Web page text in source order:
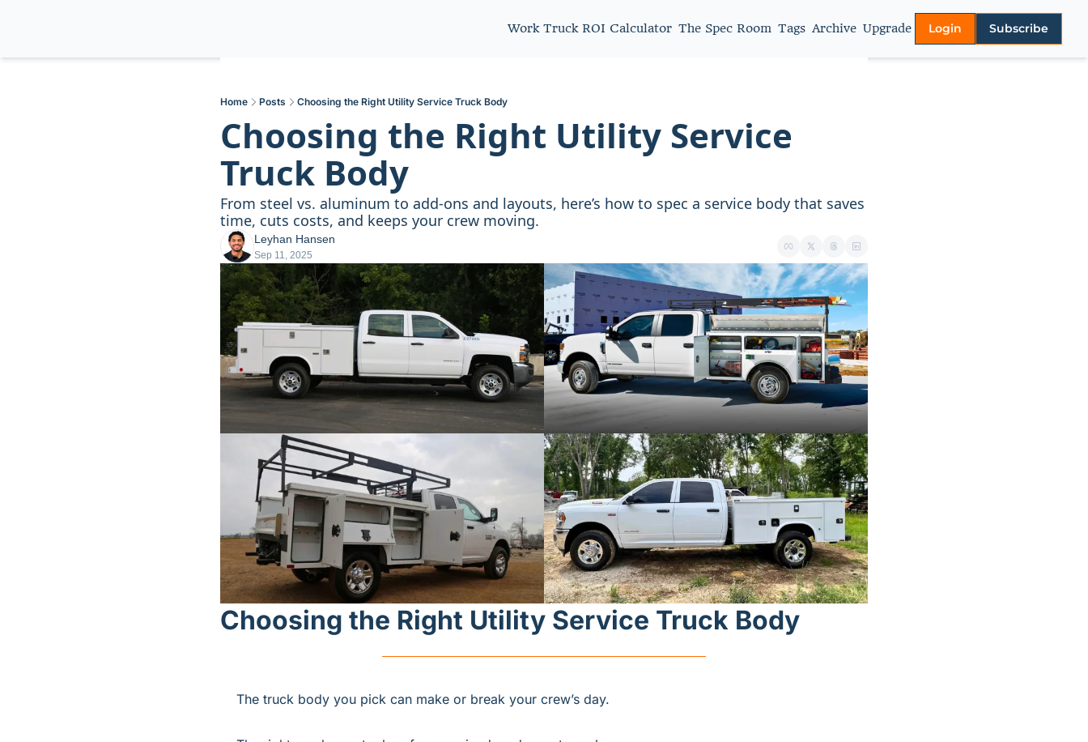
Work Truck ROI Calculator The Spec Room Tags Archive Upgrade
More
Login Subscribe
Home Posts Choosing the Right Utility Service Truck Body
Choosing the Right Utility Service
Truck Body
From steel vs. aluminum to add-ons and layouts, here’s how to spec a service body that saves
time, cuts costs, and keeps your crew moving.
Leyhan Hansen
Sep 11, 2025
Choosing the Right Utility Service Truck Body
The truck body you pick can make or break your crew’s day.